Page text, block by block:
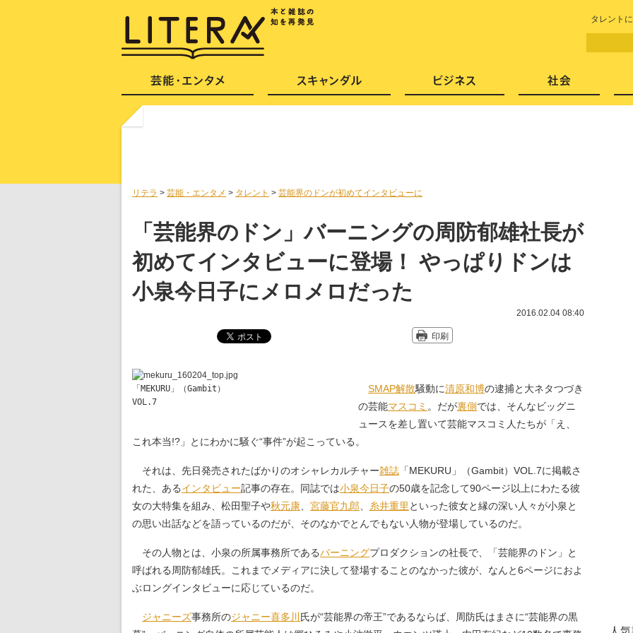
タレント
リテラ > 芸能・エンタメ > タレント > 芸能界のドンが初めてインタビューに
「芸能界のドン」バーニングの周防郁雄社長が
初めてインタビューに登場！ やっぱりドンは
小泉今日子にメロメロだった
2016.02.04 08:40
印刷
「MEKURU」（Gambit）
VOL.7
SMAP解散騒動に清原和博の逮捕と大ネタつづき
の芸能マスコミ 。だが裏側では、そんなビッグニ
ュースを差し置いて芸能マスコミ人たちが「え、
これ本当!?」とにわかに騒ぐ“事件”が起こっている。
それは、先日発売されたばかりのオシャレカルチャー雑誌 「MEKURU」（Gambit）VOL.7に掲載さ
れた、あるインタビュー記事の存在。同誌では小泉今日子の50歳を記念して90ページ以上にわたる彼
女の大特集を組み、松田聖子や秋元康 宮藤官九郎 糸井重里 といった彼女と縁の深い人々が小泉と
の思い出話などを語っているのだが、そのなかでとんでもない人物が登場しているのだ。
その人物とは、小泉の所属事務所であるバーニングプロダクションの社長で、「芸能界のドン」と
呼ばれる周防郁雄氏。これまでメディアに決して登場することのなかった彼が、なんと6ページにおよ
ぶロングインタビューに応じているのだ。
ジャニーズ事務所のジャニー喜多川 氏が“芸能界の帝王”であるならば、周防氏はまさに“芸能界の黒
芸能・エンタメ スキャンダル